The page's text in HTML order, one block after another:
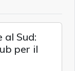
al Sud:
per il